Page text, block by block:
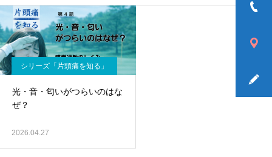
ふるえ
シリーズ「片頭痛を知る」
光・音・匂いがつらいのはな
ぜ？
2026.04.27